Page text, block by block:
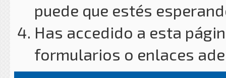
puede que estés
Has accedido a esta
formularios o enlaces